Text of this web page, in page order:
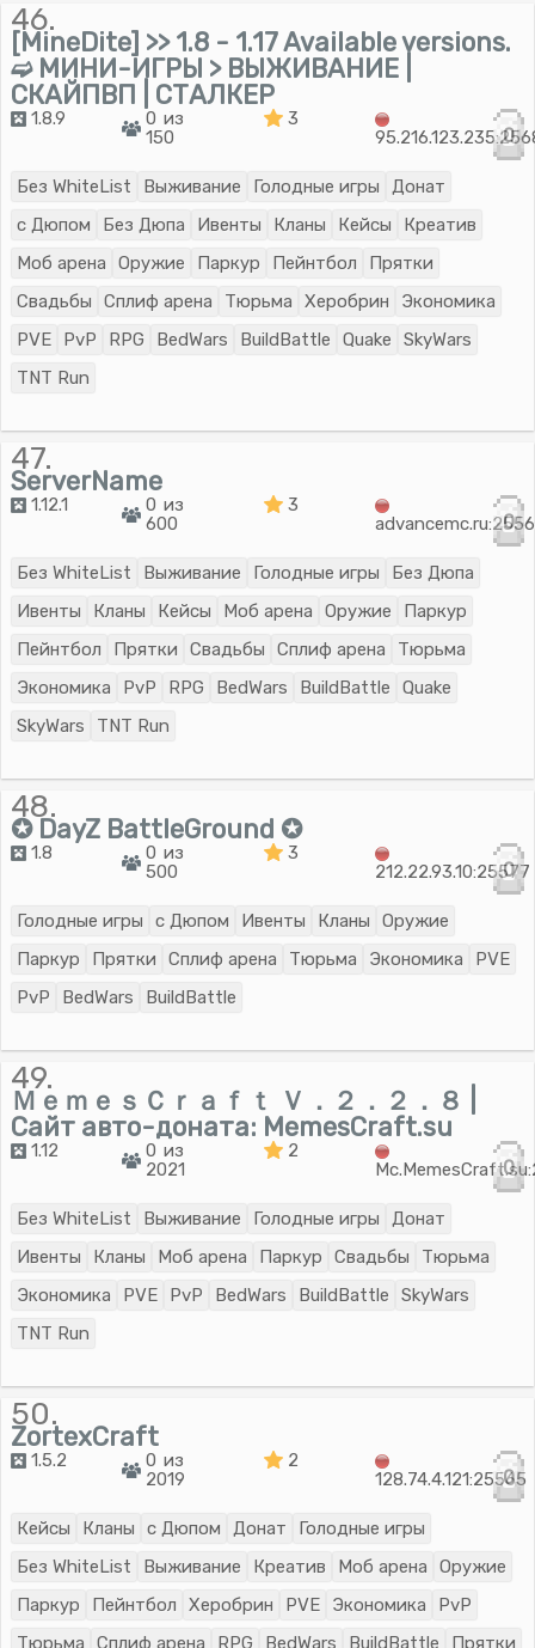
46.
[MineDite] >> 1.8 - 1.17 Available versions.
➫ МИНИ-ИГРЫ > ВЫЖИВАНИЕ |
СКАЙПВП | СТАЛКЕР
1.8.9
0 из
150
3
0
Без WhiteList Выживание Голодные игры
Донат
с Дюпом
Без Дюпа Ивенты Кланы Кейсы
Креатив
Моб арена
Оружие Паркур Пейнтбол
Прятки
Свадьбы
Сплиф арена Тюрьма Херобрин
Экономика
PVE
PvP RPG BedWars BuildBattle Quake
SkyWars
TNT Run
47.
ServerName
1.12.1
0 из
600
3
0
Без WhiteList Выживание Голодные игры
Без Дюпа
Ивенты
Кланы Кейсы Моб арена Оружие
Паркур
Пейнтбол
Прятки Свадьбы Сплиф арена
Тюрьма
Экономика
PvP RPG BedWars BuildBattle
Quake
SkyWars
TNT Run
48.
✪ DayZ BattleGround ✪
1.8
0 из
500
3
212.22.93.10:25577
0
Голодные игры с Дюпом Ивенты Кланы
Оружие
Паркур
Прятки Сплиф арена Тюрьма Экономика
PVE
PvP
BedWars BuildBattle
49.
ＭｅｍｅｓＣｒａｆｔ Ｖ．２．２．８ |
Сайт авто-доната: MemesCraft.su
1.12
0 из
2021
2
0
Без WhiteList Выживание Голодные игры
Донат
Ивенты
Кланы Моб арена Паркур Свадьбы
Тюрьма
Экономика
PVE PvP BedWars BuildBattle
SkyWars
TNT Run
50.
ZortexCraft
1.5.2
0 из
2019
2
128.74.4.121:25565
0
Кейсы Кланы с Дюпом Донат
Голодные игры
Без WhiteList
Выживание Креатив Моб арена
Оружие
Паркур
Пейнтбол Херобрин PVE Экономика
PvP
Тюрьма
Сплиф арена RPG BedWars BuildBattle Прятки